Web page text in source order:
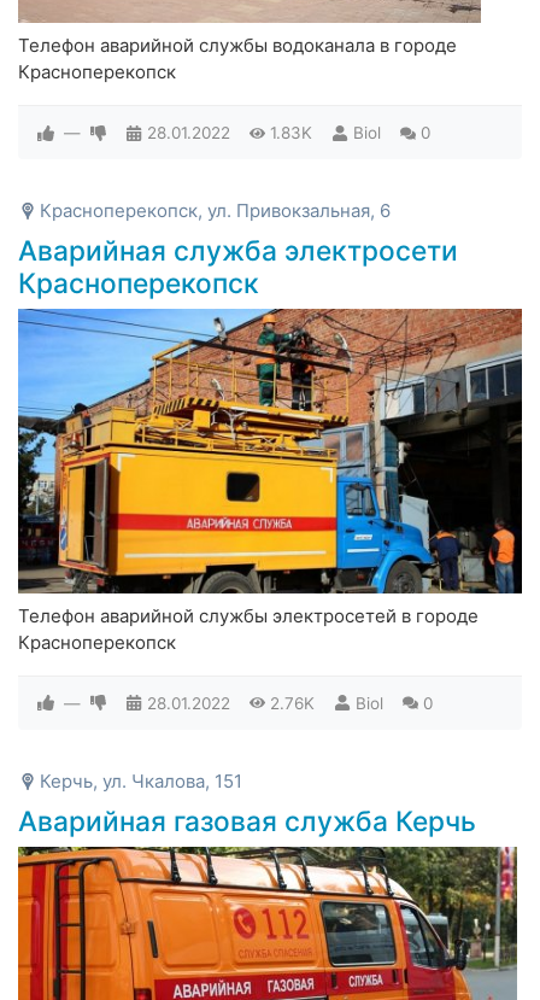
Телефон аварийной службы водоканала в городе
Красноперекопск
— 28.01.2022 1.83K Biol 0
Красноперекопск, ул. Привокзальная, 6
Аварийная служба электросети
Красноперекопск
Телефон аварийной службы электросетей в городе
Красноперекопск
— 28.01.2022 2.76K Biol 0
Керчь, ул. Чкалова, 151
Аварийная газовая служба Керчь